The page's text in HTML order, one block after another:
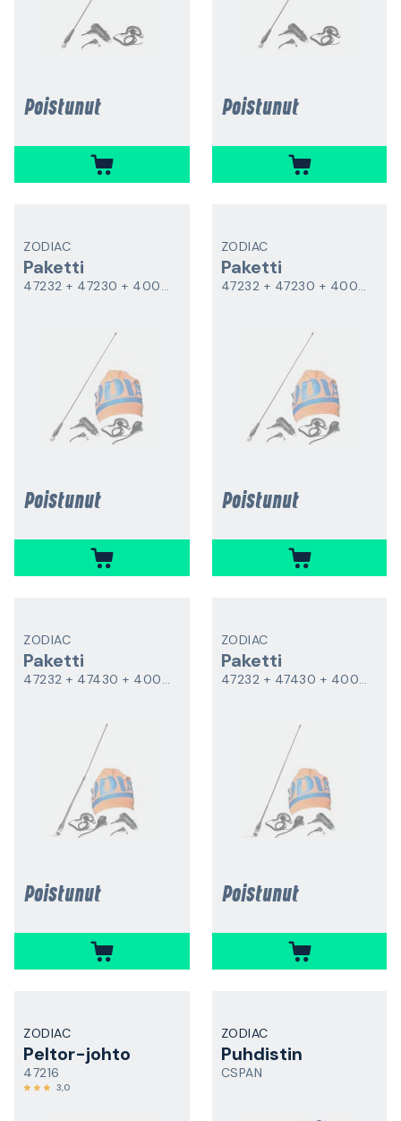
Poistunut Poistunut
ZODIAC
Paketti
47232 + 47230 + 40084 + 99980
Poistunut
ZODIAC
Paketti
47232 + 47230 + 40085 + 99980
Poistunut
ZODIAC
Paketti
47232 + 47430 + 40095 + 99980
Poistunut
ZODIAC
Paketti
47232 + 47430 + 40096 + 99980
Poistunut
ZODIAC
Peltor-johto
47216
3,0
ZODIAC
Puhdistin
CSPAN